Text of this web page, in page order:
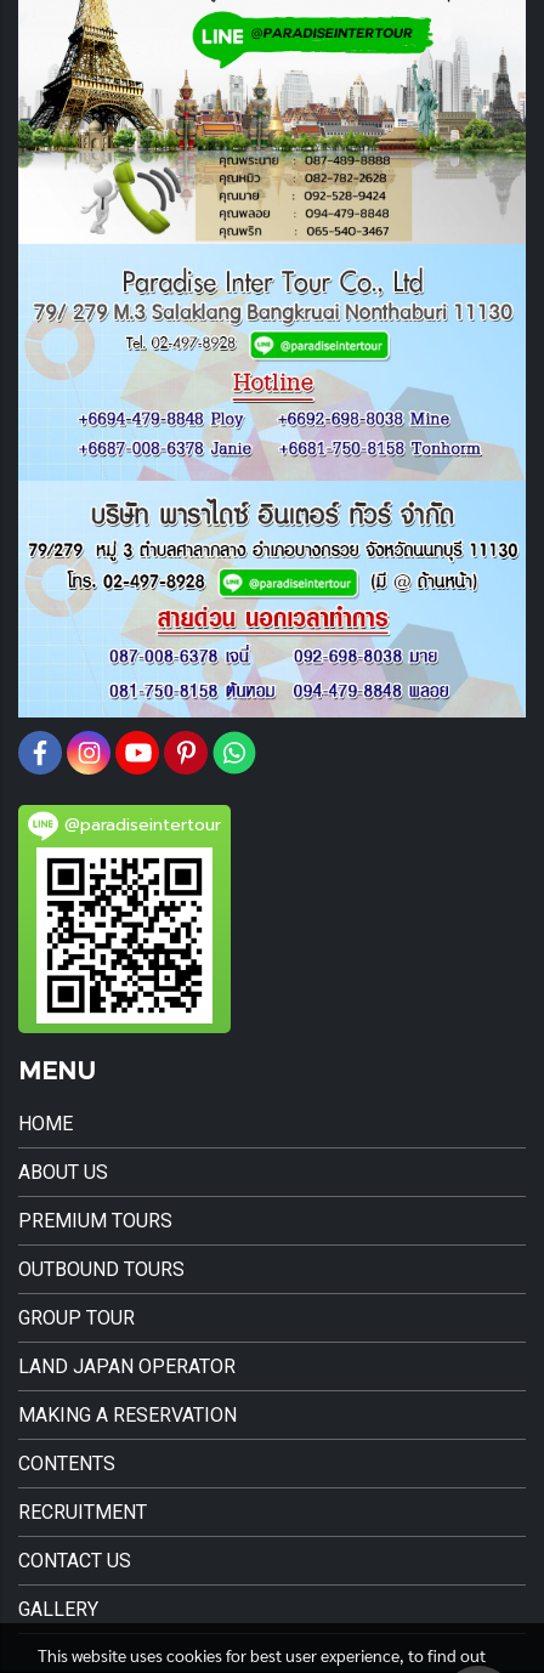
@paradiseintertour
MENU
HOME
ABOUT US
PREMIUM TOURS
OUTBOUND TOURS
GROUP TOUR
LAND JAPAN OPERATOR
MAKING A RESERVATION
CONTENTS
RECRUITMENT
CONTACT US
GALLERY
This website uses cookies for best user experience, to find out